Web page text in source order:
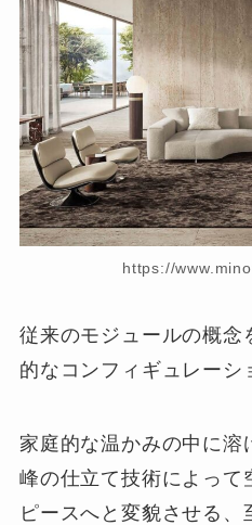
https://
従来のモジュールの概念
的なコンフィギュレーシ
家庭的な温かみの中に溶
峰の仕立て技術によって
ピースへと変貌させる、